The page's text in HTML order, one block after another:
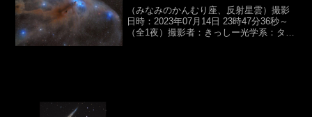
（みなみのかんむり座、反射星雲）撮影
日時：2023年07月14日 23時47分36秒～
（全1夜）撮影者：きっしー光学系：タカ